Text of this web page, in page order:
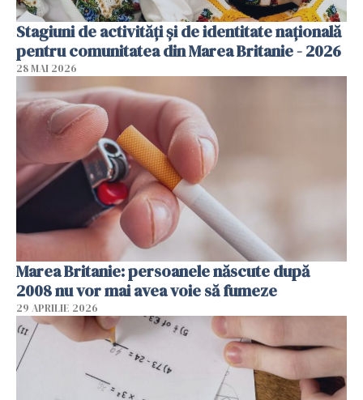
Stagiuni de activități și de identitate națională
pentru comunitatea din Marea Britanie - 2026
28 MAI 2026
Marea Britanie: persoanele născute după
2008 nu vor mai avea voie să fumeze
29 APRILIE 2026